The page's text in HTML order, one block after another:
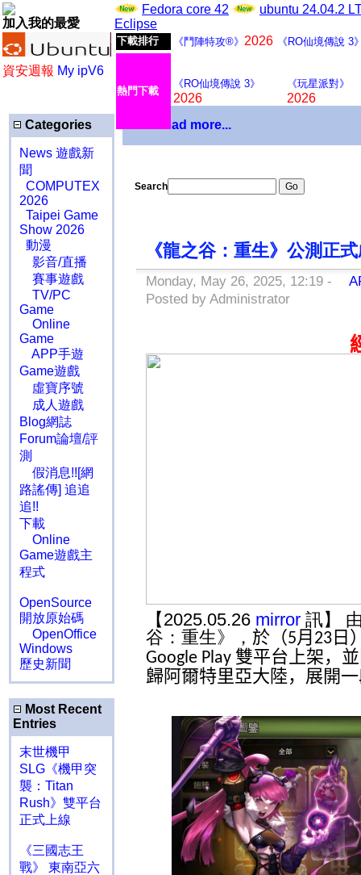
加入我的最愛
資安週報 My ipV6
Fedora core 42
ubuntu 24.04.2
Eclipse
下載排行 《鬥陣特攻®》 2026 《RO仙境傳說 3
熱門下載
《RO仙境傳說 3》
2026
《玩星派對》
2026
Categories
News 遊戲新
聞
COMPUTEX
2026
Taipei Game
Show 2026
動漫
影音/直播
賽事遊戲
TV/PC
Game
Online
Game
APP手遊
Game遊戲
虛寶序號
成人遊戲
Blog網誌
Forum論壇/評
測
假消息!![網
路謠傳] 追追
追!!
下載
Online
Game遊戲主
程式
OpenSource
開放原始碼
OpenOffice
Windows
歷史新聞
Most Recent
Entries
末世機甲
SLG《機甲突
襲：Titan
Rush》雙平台
正式上線
《三國志王
戰》 東南亞六
Download more...
Search
《龍之谷：重生》公測正
Monday, May 26, 2025, 12:19 -
Posted by Administrator
【2025.05.26 mirror 訊】
谷：重生》， 於 （5月 23 日
Google Play 雙平台上架，
歸阿爾特里亞大陸，展開